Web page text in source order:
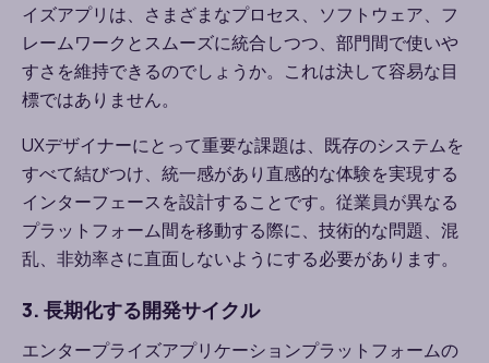
イズアプリは、さまざまなプロセス、ソフトウェア、フ
レームワークとスムーズに統合しつつ、部門間で使いや
すさを維持できるのでしょうか。これは決して容易な目
標ではありません。
UXデザイナーにとって重要な課題は、既存のシステムを
すべて結びつけ、統一感があり直感的な体験を実現する
インターフェースを設計することです。従業員が異なる
プラットフォーム間を移動する際に、技術的な問題、混
乱、非効率さに直面しないようにする必要があります。
3. 長期化する開発サイクル
エンタープライズアプリケーションプラットフォームの